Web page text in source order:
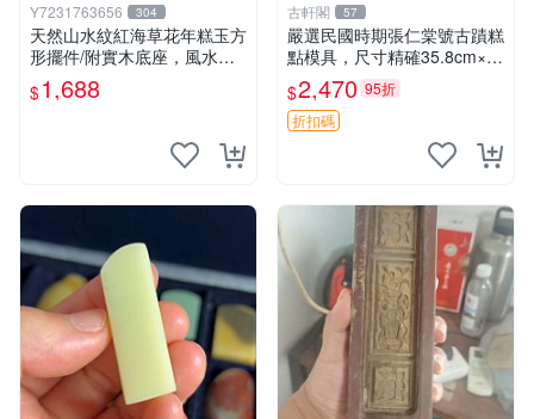
Y7231763656 304
天然山水紋紅海草花年糕玉方
形擺件/附實木底座，風水財
位擺飾，居家藝術擺飾，便宜
出清1688元，重約1630公克
$1,688
古軒閣 57
嚴選民國時期張仁棠號古蹟糕
點模具，尺寸精確35.8cm×7.
7cm 糕點模具 古董 模具
$2,470 95折
折扣碼